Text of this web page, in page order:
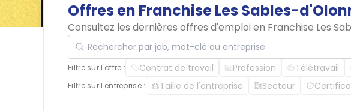
Offres en FranchiseLes Sables-
Consultez les dernières offres d'emploi en Franchise Les
Rechercher par job, mot-clé ou entreprise
Filtre sur l'offre : Contrat de travail Profession Télétravail
Filtre sur l'entreprise : Taille de l'entreprise Secteur